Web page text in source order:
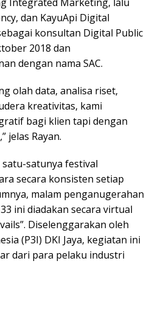
dan KayuApi Digital
konsultan Digital Public
2018 dan
dengan nama SAC.
olah data, analisa riset,
kreativitas, kami
bagi klien tapi dengan
jelas Rayan.
satunya festival
secara konsisten setiap
malam penganugerahan
ini diadakan secara virtual
Diselenggarakan oleh
(P3I) DKI Jaya, kegiatan ini
dari para pelaku industri